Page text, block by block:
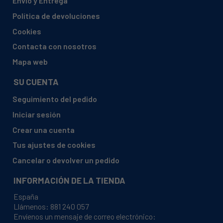
ARISTON, #WN461 WN 461
ARISTON, #WN600 WN 600
ARISTON, #WN815 WN 815
ARISTON, #WN845 WN 845
ARISTON, #WN860 WN 860
Política de devoluciones
Cookies
Contacta con nosotros
Mapa web
SU CUENTA
Seguimiento del pedido
Iniciar sesión
Crear una cuenta
Tus ajustes de cookies
Cancelar o devolver un pedido
INFORMACIÓN DE LA TIENDA
España
Llámenos: 881 240 057
Envíenos un mensaje de correo electrónico: